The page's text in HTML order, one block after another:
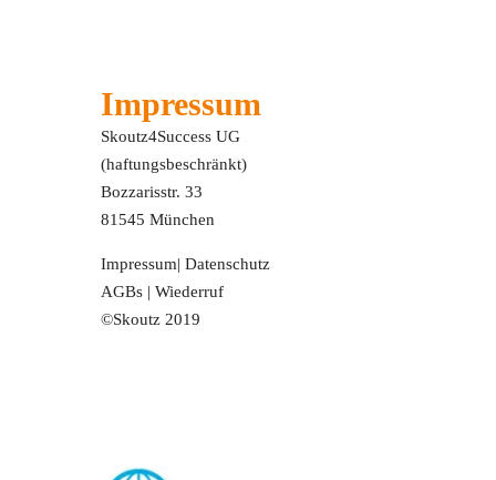
Impressum
Skoutz4Success UG
(haftungsbeschränkt)
Bozzarisstr. 33
81545 München
Impressum|Datenschutz
AGBs |Wiederruf
©Skoutz 2019